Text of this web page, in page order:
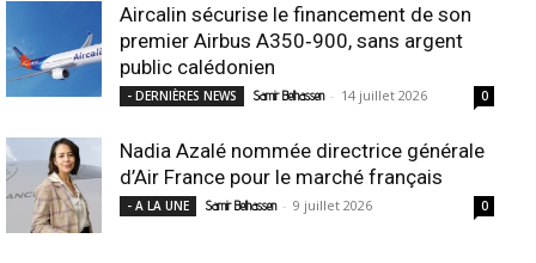
Aircalin sécurise le financement de son
premier Airbus A350‑900, sans argent
public calédonien
- DERNIÈRES NEWS Samir Belhassen - 14 juillet 2026 0
Nadia Azalé nommée directrice générale
d’Air France pour le marché français
- A LA UNE Samir Belhassen - 9 juillet 2026 0